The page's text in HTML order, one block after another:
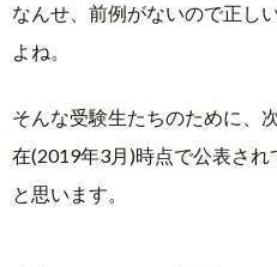
なんせ、前例がないので正し
よね。
そんな受験生たちのために、
在(2019年3月)時点で公表され
と思います。